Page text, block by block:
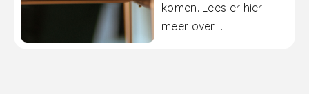
komen. Lees er hier
meer over....